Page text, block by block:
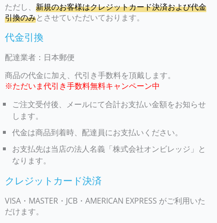
ただし、 新規のお客様はクレジットカード決済および代金
引換のみとさせていただいております。
代金引換
配達業者：日本郵便
商品の代金に加え、代引き手数料を頂戴します。
※ただいま代引き手数料無料キャンペーン中
ご注文受付後、メールにて合計お支払い金額をお知らせ
します。
代金は商品到着時、配達員にお支払いください。
お支払先は当店の法人名義「株式会社オンビレッジ」と
なります。
クレジットカード決済
VISA・MASTER・JCB・AMERICAN EXPRESS がご利用いた
だけます。